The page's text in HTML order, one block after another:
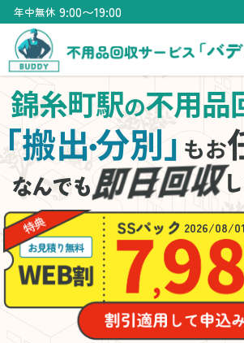
年中無休 9:00〜19:00
錦糸町駅の不用品
搬出・分別」もお
2026/08/